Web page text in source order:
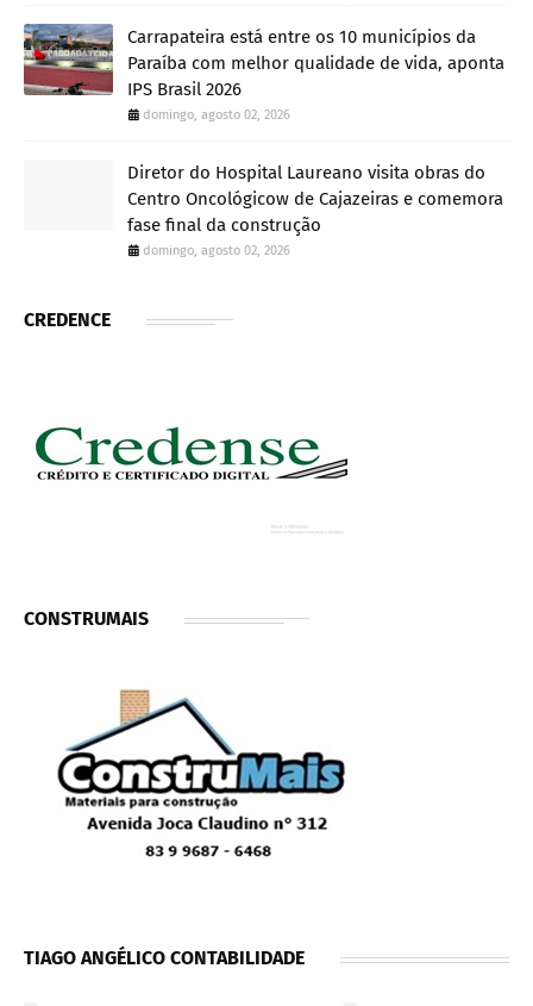
Carrapateira está entre os 10 municípios da
Paraíba com melhor qualidade de vida, aponta
IPS Brasil 2026
domingo, agosto 02, 2026
Diretor do Hospital Laureano visita obras do
Centro Oncológicow de Cajazeiras e comemora
fase final da construção
domingo, agosto 02, 2026
CREDENCE
CONSTRUMAIS
TIAGO ANGÉLICO CONTABILIDADE